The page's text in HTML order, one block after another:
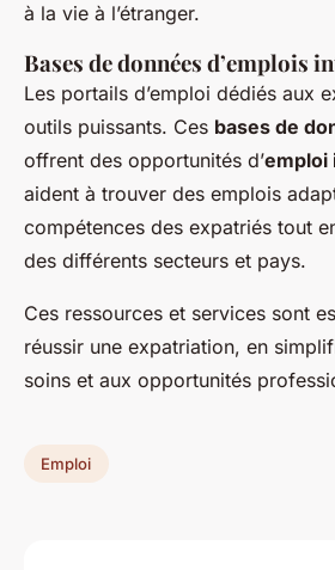
à la vie à l’étranger.
Bases de données d’emplois
Les portails d’emploi dédiés aux
outils puissants. Ces bases de
offrent des opportunités d’emploi
aident à trouver des emplois
compétences des expatriés tout
des différents secteurs et pays.
Ces ressources et services sont
réussir une expatriation, en
soins et aux opportunités
Emploi